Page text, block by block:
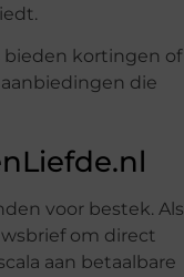
bieden kortingen of
die
voor bestek. Als
om direct
aan betaalbare